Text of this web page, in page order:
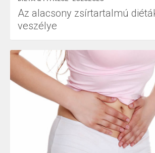
Az alacsony zsírtartalmú
veszélye